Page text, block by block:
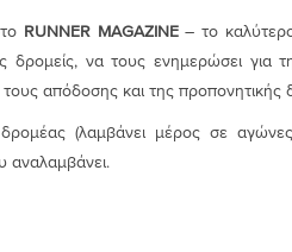
RUNNER MAGAZINE– το καλύτερο
να τους ενημερώσει για
απόδοσης και της προπονητικής
δρομέας (λαμβάνει μέρος σε
αναλαμβάνει.